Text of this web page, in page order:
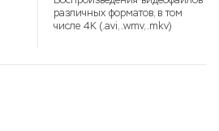
различных форматов, в том
числе 4K (.avi, .wmv, .mkv)